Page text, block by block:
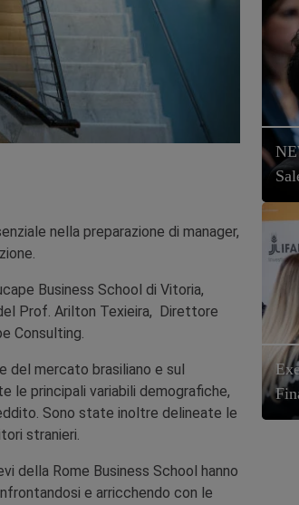
nella preparazione di manager,
Business School di Vitoria,
Prof. Arilton Texieira, Direttore
Consulting.
mercato brasiliano e sul
le principali variabili demografiche,
Sono state inoltre delineate le
stranieri.
della Rome Business School hanno
e arricchendo con le